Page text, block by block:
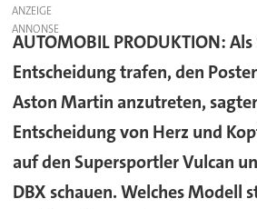
ANZEIGE
AUTOMOBIL PRODUKTION:Als
Entscheidung trafen, den
Aston Martin anzutreten,
Entscheidung von Herz und
auf den Supersportler Vulcan
DBX schauen. Welches Modell